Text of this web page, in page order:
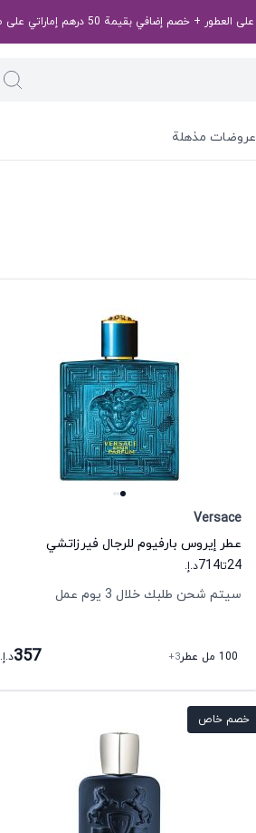
عروضات مذهلة
Versace
عطر إيروس بارفيوم للرجال فيرزاتشي
24تا714د.إ.
سيتم شحن طلبك خلال 3 يوم عمل
100 مل عطر +3
357د.إ.
خصم خاص